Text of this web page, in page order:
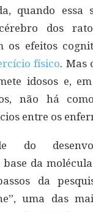
quando essa
dos
os efeitos
físico. Mas
idosos e,
não há
entre os
do
base da
da
uma das